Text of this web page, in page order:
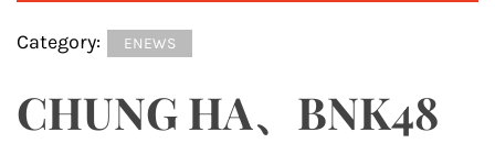
Category: ENEWS
CHUNG HA、BNK48